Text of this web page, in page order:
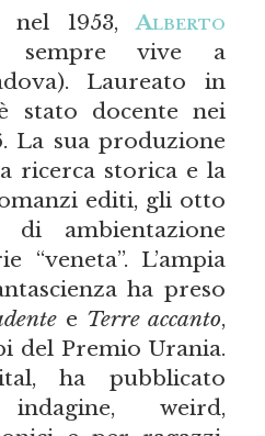
nel 1953,Alberto
vive a
Laureato in
stato docente nei
La sua produzione
ricerca storica e la
editi, gli otto
ambientazione
“veneta”. L’ampia
ha preso
e Terre accanto,
del Premio Urania.
ha pubblicato
weird,